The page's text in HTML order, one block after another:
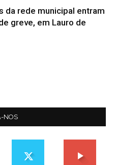
da rede municipal entram
greve, em Lauro de
NOS